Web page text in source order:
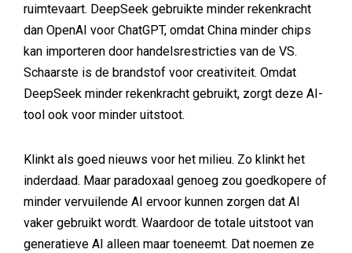
ruimtevaart. DeepSeek gebruikte minder rekenkracht
dan OpenAI voor ChatGPT, omdat China minder chips
kan importeren door handelsrestricties van de VS.
Schaarste is de brandstof voor creativiteit. Omdat
DeepSeek minder rekenkracht gebruikt, zorgt deze AI-
tool ook voor minder uitstoot.
Klinkt als goed nieuws voor het milieu. Zo klinkt het
inderdaad. Maar paradoxaal genoeg zou goedkopere of
minder vervuilende AI ervoor kunnen zorgen dat AI
vaker gebruikt wordt. Waardoor de totale uitstoot van
generatieve AI alleen maar toeneemt. Dat noemen ze